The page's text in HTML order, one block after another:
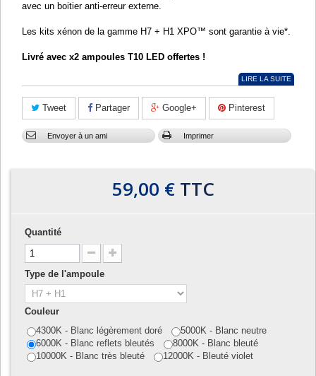
avec un boitier anti-erreur externe.
Les kits xénon de la gamme H7 + H1 XPO™ sont garantie à vie*.
Livré avec x2 ampoules T10 LED offertes !
LIRE LA SUITE
Tweet Partager Google+ Pinterest
Envoyer à un ami Imprimer
59,00 € TTC
Quantité
Type de l'ampoule
Couleur
4300K - Blanc légèrement doré
5000K - Blanc neutre
6000K - Blanc reflets bleutés
8000K - Blanc bleuté
10000K - Blanc très bleuté
12000K - Bleuté violet